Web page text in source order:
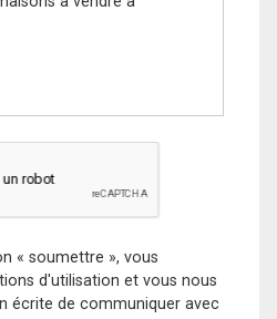
« soumettre », vous
d'utilisation et vous nous
écrite de communiquer avec